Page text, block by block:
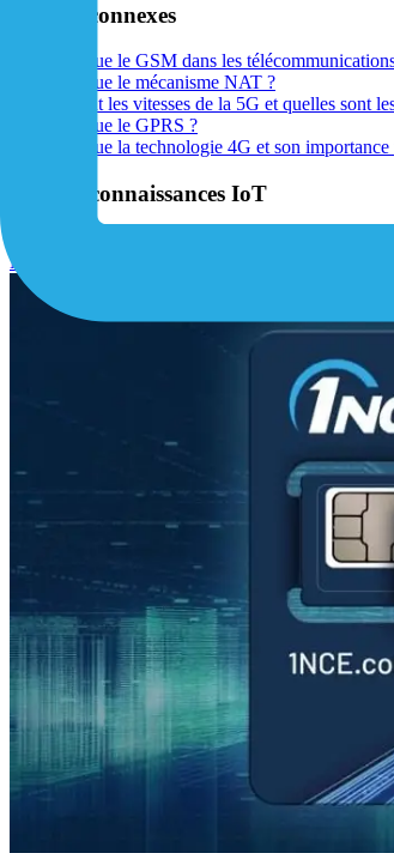
Articles connexes
Qu'est-ce que le GSM dans les
Qu'est-ce que le mécanisme NAT ?
Quelles sont les vitesses de la 5G et quelles sont
Qu'est-ce que le GPRS ?
Qu'est-ce que la technologie 4G et son
Base de connaissances IoT
Matériel IoT